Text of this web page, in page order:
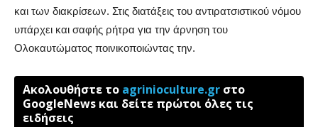
και των διακρίσεων. Στις διατάξεις του αντιρατσιστικού νόμου
υπάρχει και σαφής ρήτρα για την άρνηση του
Ολοκαυτώματος ποινικοποιώντας την.
Ακολουθήστε το agrinioculture.gr στο
GoogleNews και δείτε πρώτοι όλες τις
ειδήσεις